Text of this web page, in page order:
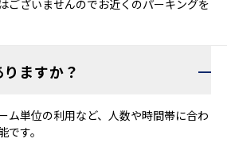
ございませんのでお近くのパーキングを
ますか？
ム単位の利用など、人数や時間帯に合わ
です。